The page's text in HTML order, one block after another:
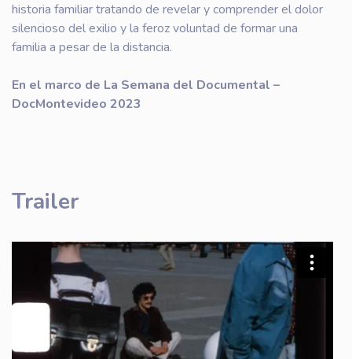
historia familiar tratando de revelar y comprender el dolor
silencioso del exilio y la feroz voluntad de formar una
familia a pesar de la distancia.
En el marco de La Semana del Documental –
DocMontevideo 2023
Trailer